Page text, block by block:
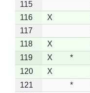
115
116
X
117
118
X
119
X *
120
X
121
*